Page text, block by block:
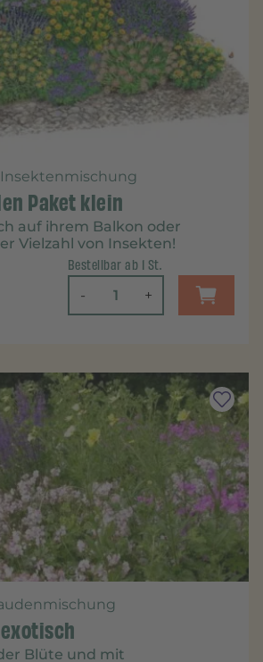
Paket klein
auf ihrem Balkon oder
Vielzahl von Insekten!
Bestellbar ab 1 St.
- +
Blüte und mit